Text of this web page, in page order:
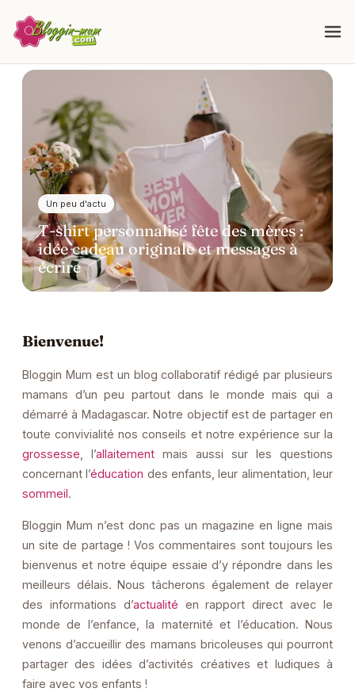
Un peu d'actu
T-shirt personnalisé fête des mères :
idée cadeau originale et messages à
écrire
Bienvenue!
Bloggin Mum est un blog collaboratif rédigé par plusieurs
mamans d’un peu partout dans le monde mais qui a
démarré à Madagascar. Notre objectif est de partager en
toute convivialité nos conseils et notre expérience sur la
grossesse, l’allaitement mais aussi sur les questions
concernant l’éducation des enfants, leur alimentation, leur
sommeil.
Bloggin Mum n’est donc pas un magazine en ligne mais
un site de partage ! Vos commentaires sont toujours les
bienvenus et notre équipe essaie d’y répondre dans les
meilleurs délais. Nous tâcherons également de relayer
des informations d’actualité en rapport direct avec le
monde de l’enfance, la maternité et l’éducation. Nous
venons d’accueillir des mamans bricoleuses qui pourront
partager des idées d’activités créatives et ludiques à
faire avec vos enfants !